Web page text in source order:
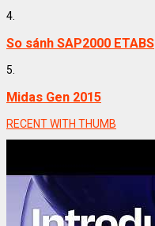
4.
So sánh SAP2000 ETABS
5.
Midas Gen 2015
RECENT WITH THUMB